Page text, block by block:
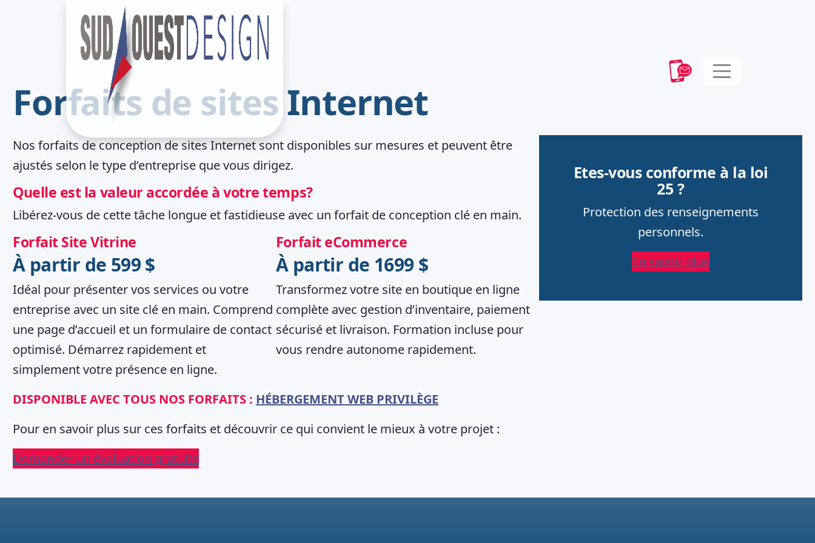
Forfaits de sites Internet
Nos forfaits de conception de sites Internet sont disponibles sur mesures et peuvent être
ajustés selon le type d’entreprise que vous dirigez.
Quelle est la valeur accordée à votre temps?
Libérez-vous de cette tâche longue et fastidieuse avec un forfait de conception clé en main.
Forfait Site Vitrine
À partir de 599 $
Idéal pour présenter vos services ou votre
entreprise avec un site clé en main. Comprend
une page d’accueil et un formulaire de contact
optimisé. Démarrez rapidement et
simplement votre présence en ligne.
Forfait eCommerce
À partir de 1699 $
Transformez votre site en boutique en ligne
complète avec gestion d’inventaire, paiement
sécurisé et livraison. Formation incluse pour
vous rendre autonome rapidement.
Etes-vous conforme à la loi
25 ?
Protection des renseignements
personnels.
En savoir plus
DISPONIBLE AVEC TOUS NOS FORFAITS : HÉBERGEMENT WEB PRIVILÈGE
Pour en savoir plus sur ces forfaits et découvrir ce qui convient le mieux à votre projet :
Demander un évaluation gratuite